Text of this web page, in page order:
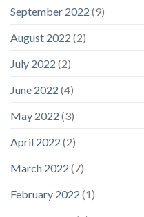
September 2022 (9)
August 2022 (2)
July 2022 (2)
June 2022 (4)
May 2022 (3)
April 2022 (2)
March 2022 (7)
February 2022 (1)